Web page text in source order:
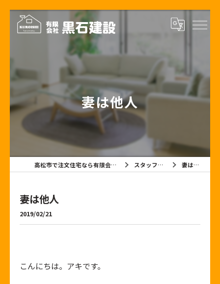
妻は他人
高松市で注文住宅なら有限会社黒石建設 スタッフブログ 妻は他人
妻は他人
2019/02/21
こんにちは。アキです。